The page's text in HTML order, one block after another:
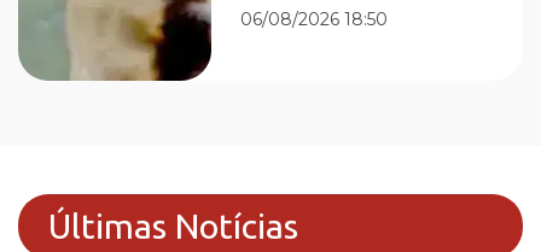
06/08/2026 18:50
Últimas Notícias